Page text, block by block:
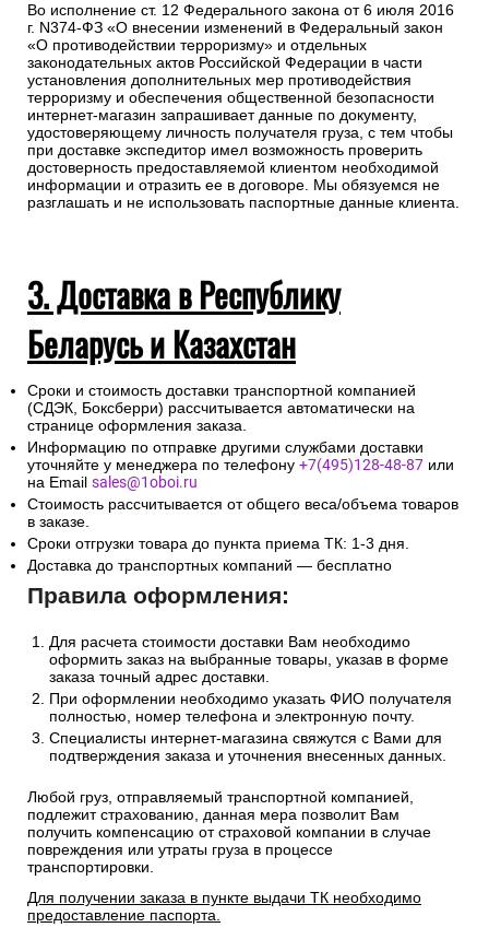
Во исполнение ст. 12 Федерального закона от 6 июля 2016
г. N374-ФЗ «О внесении изменений в Федеральный закон
«О противодействии терроризму» и отдельных
законодательных актов Российской Федерации в части
установления дополнительных мер противодействия
терроризму и обеспечения общественной безопасности
интернет-магазин запрашивает данные по документу,
удостоверяющему личность получателя груза, с тем чтобы
при доставке экспедитор имел возможность проверить
достоверность предоставляемой клиентом необходимой
информации и отразить ее в договоре. Мы обязуемся не
разглашать и не использовать паспортные данные клиента.
3. Доставка в Республику
Беларусь и Казахстан
Сроки и стоимость доставки транспортной компанией
(СДЭК, Боксберри) рассчитывается автоматически на
странице оформления заказа.
Информацию по отправке другими службами доставки
уточняйте у менеджера по телефону +7(495)128-48-87 или
на Email sales@1oboi.ru
Стоимость рассчитывается от общего веса/объема товаров
в заказе.
Сроки отгрузки товара до пункта приема ТК: 1-3 дня.
Доставка до транспортных компаний — бесплатно
Правила оформления:
Для расчета стоимости доставки Вам необходимо
оформить заказ на выбранные товары, указав в форме
заказа точный адрес доставки.
При оформлении необходимо указать ФИО получателя
полностью, номер телефона и электронную почту.
Специалисты интернет-магазина свяжутся с Вами для
подтверждения заказа и уточнения внесенных данных.
Любой груз, отправляемый транспортной компанией,
подлежит страхованию, данная мера позволит Вам
получить компенсацию от страховой компании в случае
повреждения или утраты груза в процессе
транспортировки.
Для получении заказа в пункте выдачи ТК необходимо
предоставление паспорта.